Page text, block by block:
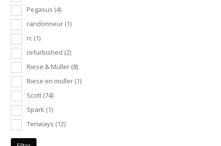
Pegasus (4)
randonneur (1)
rc (1)
refurbished (2)
Riese & Muller (8)
Riese en muller (1)
Scott (74)
Spark (1)
Tenways (12)